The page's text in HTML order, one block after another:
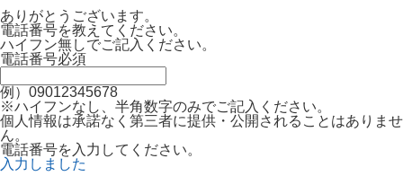
ありがとうございます。
電話番号を教えてください。
ハイフン無しでご記入ください。
電話番号必須
例）09012345678
※ハイフンなし、半角数字のみでご記入ください。
個人情報は承諾なく第三者に提供・公開されることはありませ
ん。
電話番号を入力してください。
入力しました